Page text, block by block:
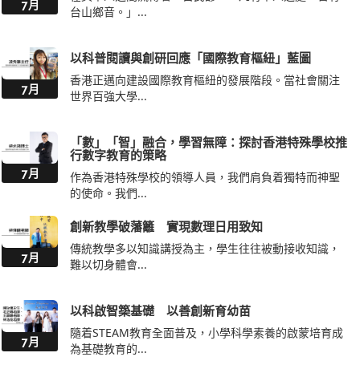
7月
以科普閱讀與創研回應「國際教育樞紐」藍圖
世界百強大學...
7月
「數」「智」融合，學習無障：探討香港特殊學校推
作為香港特殊學校的領導人員，我們肩負着獨特而神聖
的使命。我們...
7月
創新教學破藩籬 實現數理日用致知
難以切身體會...
7月
以科啟智築基礎 以善創新育幼苗
為基礎教育的...
緊扣行業新趨勢 培育設計菁英